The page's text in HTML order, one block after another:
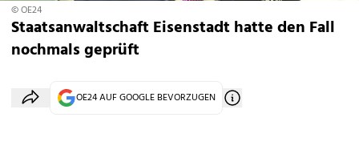
© OE24
Staatsanwaltschaft Eisenstadt hatte den Fall
nochmals geprüft
OE24 AUF GOOGLE BEVORZUGEN